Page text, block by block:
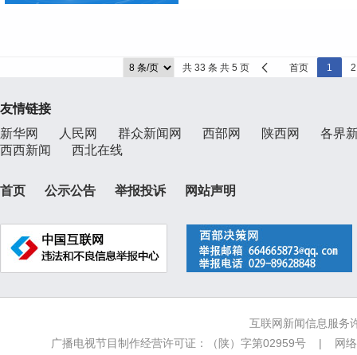
共 33 条 共 5 页 首页 1 2
友情链接
新华网
人民网 群众新闻网 西部网 陕西网
各界
西西新闻
西北在线
首页 公示公告 举报投诉 网站声明
互联网新闻信息服
广播电视节目制作经营许可证：（陕）字第02959号 |